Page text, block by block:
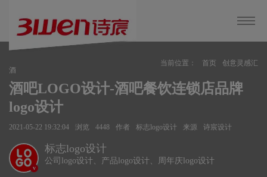
当前位置： 首页
创意灵感汇
酒
酒吧LOGO设计-酒吧餐饮连锁店品牌
logo设计
2021-05-22 19:32:04 浏览 4448 作者 标志logo设计 来源 诗宸设计
v
标志logo设计
公司logo设计、产品logo设计、周年庆logo设计